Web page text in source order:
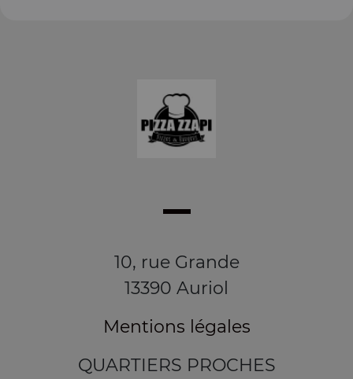
10, rue Grande
13390 Auriol
Mentions légales
QUARTIERS PROCHES